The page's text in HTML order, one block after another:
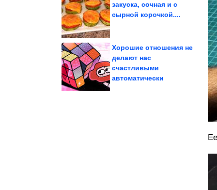
закуска, сочная и с
сырной корочкой....
Простой маринад, после
получается...
Хорошие отношения не
делают нас
счастливыми
автоматически
Причины, почему
разговор превращается